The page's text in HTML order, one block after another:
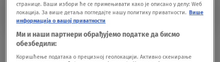
CARIGRADSKA ULICA
skočila sa drugog sprata
странице. Ваши избори ће се примењивати како је описано у делу: Wеб
локација. За више детаља погледајте нашу политику приватности. Више
информација о вашој приватности
Ми и наши партнери обрађујемо податке да бисмо
обезбедили:
Коришћење података о прецизној геолокацији. Активно скенирање